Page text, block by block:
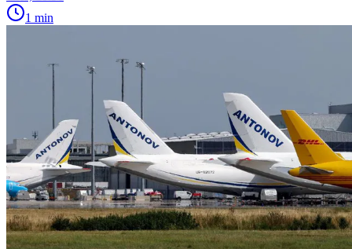
1 min